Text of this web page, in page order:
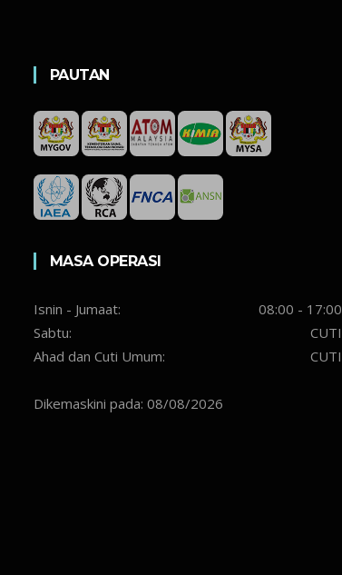
PAUTAN
MASA OPERASI
Isnin - Jumaat:
08:00 - 17:00
Sabtu:
CUTI
Ahad dan Cuti Umum:
CUTI
Dikemaskini pada: 08/08/2026